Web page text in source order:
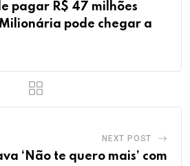
pagar R$ 47 milhões
pode chegar a
NEXT POST
‘Não te quero mais’ com